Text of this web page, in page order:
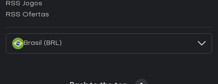
Como ativar uma CD Key EA App?
RSS Jogos
RSS Ofertas
Brasil (BRL)